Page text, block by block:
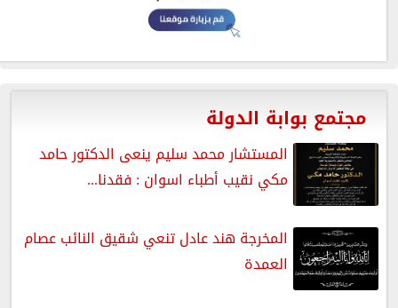
مجتمع بوابة الدولة
المستشار محمد سليم ينعى الدكتور حامد
مكي نقيب أطباء اسوان : فقدنا...
المخرجة هند عادل تنعي شقيق النائب عصام
العمدة